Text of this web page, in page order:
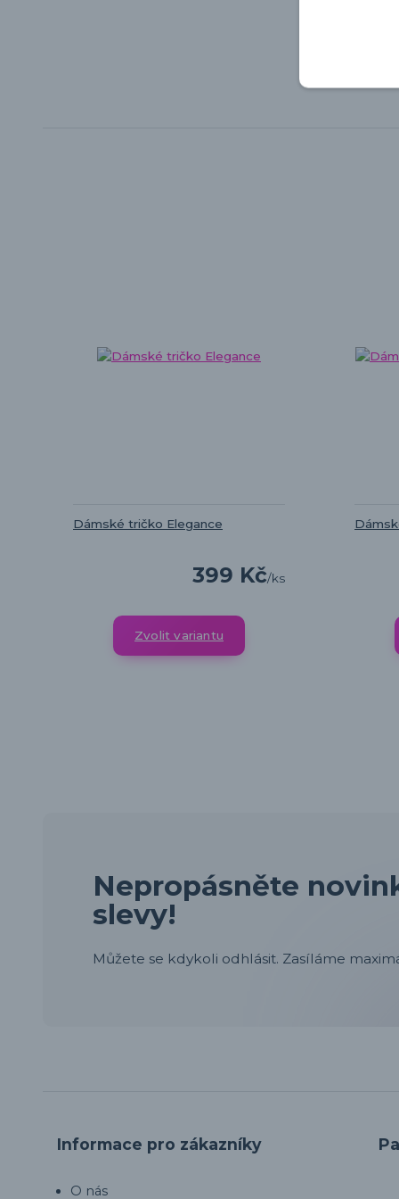
Dámské tričko Elegance
399 Kč/ks
Zvolit variantu
Nepropásněte
slevy!
Můžete se kdykoli odhlásit. Zasíláme
Informace pro zákazníky
O nás